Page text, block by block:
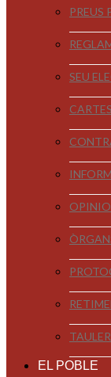
PREUS
SEU
EL POBLE